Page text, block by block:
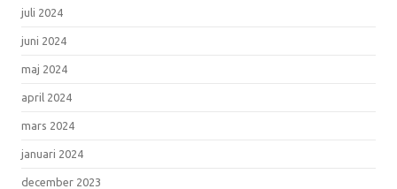
juli 2024
juni 2024
maj 2024
april 2024
mars 2024
januari 2024
december 2023